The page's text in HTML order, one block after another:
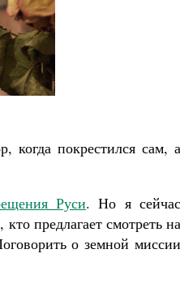
когда покрестился сам, а
Руси. Но я сейчас
предлагает смотреть на
о земной миссии
Роман Котов